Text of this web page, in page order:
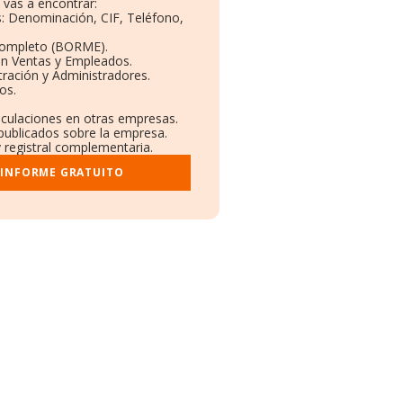
Denominación, CIF, Teléfono,
(BORME).
Ventas y Empleados.
y Administradores.
en otras empresas.
sobre la empresa.
complementaria.
GRATUITO